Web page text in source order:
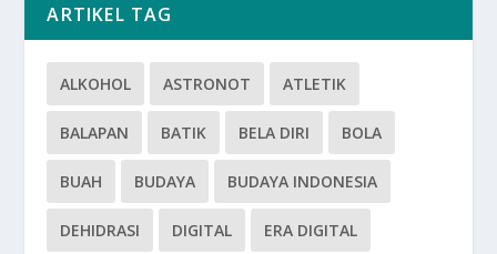
ARTIKEL TAG
ALKOHOL ASTRONOT ATLETIK
BALAPAN BATIK BELA DIRI BOLA
BUAH BUDAYA BUDAYA INDONESIA
DEHIDRASI DIGITAL ERA DIGITAL